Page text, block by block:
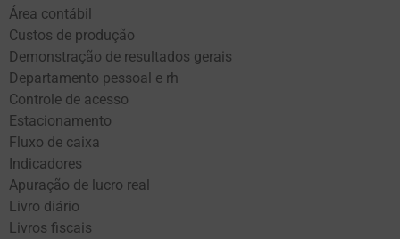
Área contábil
Custos de produção
Demonstração de resultados gerais
Departamento pessoal e rh
Controle de acesso
Estacionamento
Fluxo de caixa
Indicadores
Apuração de lucro real
Livro diário
Livros fiscais